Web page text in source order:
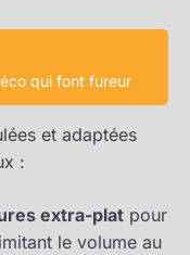
qui font fureur
et adaptées
:
extra-plat pour
le volume au